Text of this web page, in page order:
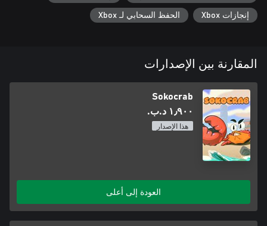
إنجازات Xbox الحفظ السحابي لـ Xbox
المقارنة بين الإصدارات
Sokocrab
١٫٩٠٠ د.ب.‏
هذا الإصدار
العودة إلى أعلى